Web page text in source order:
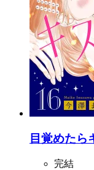
目覚めたら
完結